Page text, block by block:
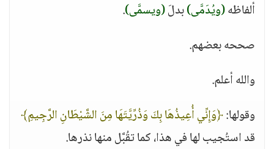
ألفاظه(ويُدَمَّى)بدلَ(ويسمَّى).
صححه بعضهم.
والله أعلم.
وقولها:﴿وَإِنِّي أُعِيذُهَا بِكَ وَذُرِّيَّتَهَا مِنَ الشَّيْطَانِ الرَّجِيمِ﴾
قد استُجيب لها في هذا، كما تقُبَّل منها نذرها.